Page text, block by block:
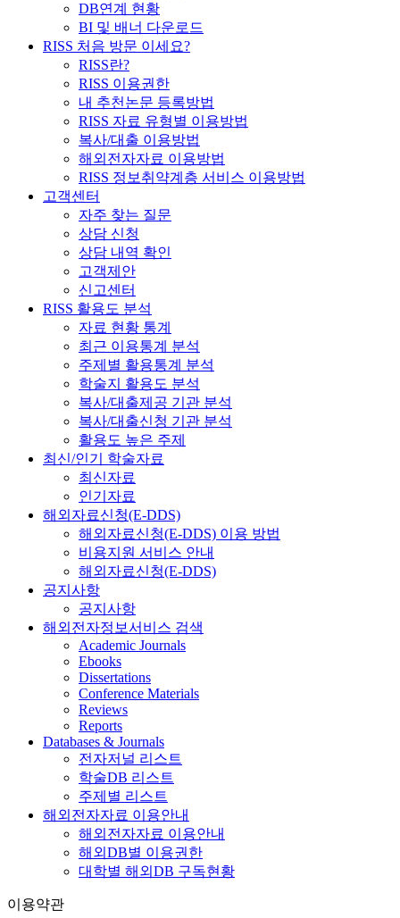
DB연계 현황
BI 및 배너 다운로드
RISS 처음 방문 이세요?
RISS란?
RISS 이용권한
내 추천논문 등록방법
RISS 자료 유형별 이용방법
복사/대출 이용방법
해외전자자료 이용방법
RISS 정보취약계층 서비스 이용방법
고객센터
자주 찾는 질문
상담 신청
상담 내역 확인
고객제안
신고센터
RISS 활용도 분석
자료 현황 통계
최근 이용통계 분석
주제별 활용통계 분석
학술지 활용도 분석
복사/대출제공 기관 분석
복사/대출신청 기관 분석
활용도 높은 주제
최신/인기 학술자료
최신자료
인기자료
해외자료신청(E-DDS)
해외자료신청(E-DDS) 이용 방법
비용지원 서비스 안내
해외자료신청(E-DDS)
공지사항
공지사항
해외전자정보서비스 검색
Academic Journals
Ebooks
Dissertations
Conference Materials
Reviews
Reports
Databases & Journals
전자저널 리스트
학술DB 리스트
주제별 리스트
해외전자자료 이용안내
해외전자자료 이용안내
해외DB별 이용권한
대학별 해외DB 구독현황
이용약관